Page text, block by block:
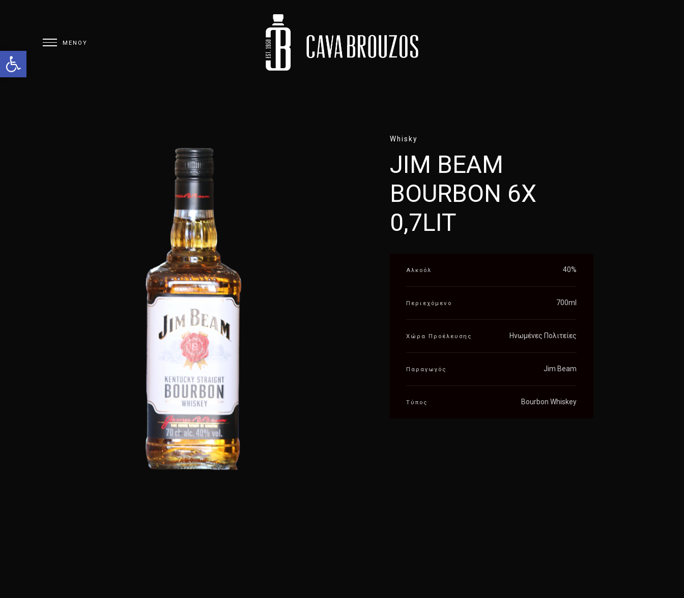
Open toolbar
Whisky
JIM BEAM
BOURBON 6X
0,7LIT
Αλκοόλ 40%
Περιεχόμενο 700ml
Χώρα Προέλευσης Ηνωμένες Πολιτείες
Παραγωγός Jim Beam
Τύπος Bourbon Whiskey